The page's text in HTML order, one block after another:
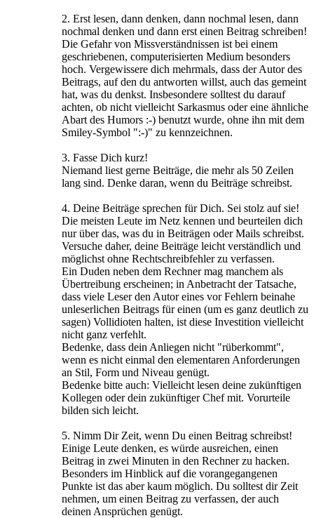
2. Erst lesen, dann denken, dann nochmal lesen, dann
nochmal denken und dann erst einen Beitrag schreiben!
Die Gefahr von Missverständnissen ist bei einem
geschriebenen, computerisierten Medium besonders
hoch. Vergewissere dich mehrmals, dass der Autor des
Beitrags, auf den du antworten willst, auch das gemeint
hat, was du denkst. Insbesondere solltest du darauf
achten, ob nicht vielleicht Sarkasmus oder eine ähnliche
Abart des Humors :-) benutzt wurde, ohne ihn mit dem
Smiley-Symbol ":-)" zu kennzeichnen.
3. Fasse Dich kurz!
Niemand liest gerne Beiträge, die mehr als 50 Zeilen
lang sind. Denke daran, wenn du Beiträge schreibst.
4. Deine Beiträge sprechen für Dich. Sei stolz auf sie!
Die meisten Leute im Netz kennen und beurteilen dich
nur über das, was du in Beiträgen oder Mails schreibst.
Versuche daher, deine Beiträge leicht verständlich und
möglichst ohne Rechtschreibfehler zu verfassen.
Ein Duden neben dem Rechner mag manchem als
Übertreibung erscheinen; in Anbetracht der Tatsache,
dass viele Leser den Autor eines vor Fehlern beinahe
unleserlichen Beitrags für einen (um es ganz deutlich zu
sagen) Vollidioten halten, ist diese Investition vielleicht
nicht ganz verfehlt.
Bedenke, dass dein Anliegen nicht "rüberkommt",
wenn es nicht einmal den elementaren Anforderungen
an Stil, Form und Niveau genügt.
Bedenke bitte auch: Vielleicht lesen deine zukünftigen
Kollegen oder dein zukünftiger Chef mit. Vorurteile
bilden sich leicht.
5. Nimm Dir Zeit, wenn Du einen Beitrag schreibst!
Einige Leute denken, es würde ausreichen, einen
Beitrag in zwei Minuten in den Rechner zu hacken.
Besonders im Hinblick auf die vorangegangenen
Punkte ist das aber kaum möglich. Du solltest dir Zeit
nehmen, um einen Beitrag zu verfassen, der auch
deinen Ansprüchen genügt.